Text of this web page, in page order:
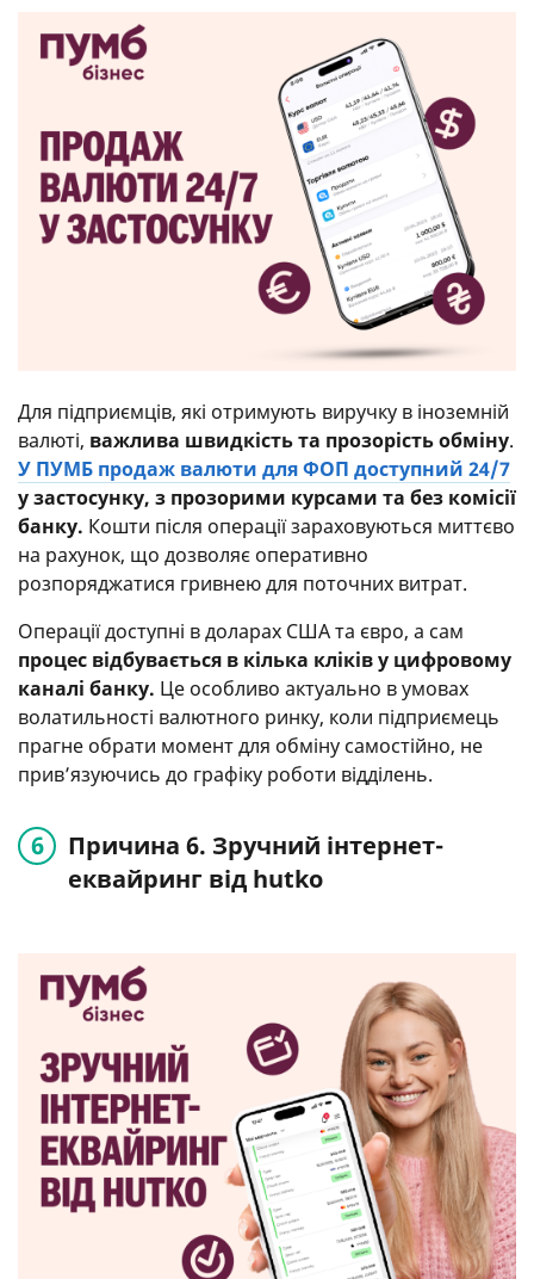
Для підприємців, які отримують виручку в іноземній
валюті, важлива швидкість та прозорість обміну.
У ПУМБ продаж валюти для ФОП доступний 24/7
у застосунку, з прозорими курсами та без комісії
банку. Кошти після операції зараховуються миттєво
на рахунок, що дозволяє оперативно
розпоряджатися гривнею для поточних витрат.
Операції доступні в доларах США та євро, а сам
процес відбувається в кілька кліків у цифровому
каналі банку. Це особливо актуально в умовах
волатильності валютного ринку, коли підприємець
прагне обрати момент для обміну самостійно, не
прив’язуючись до графіку роботи відділень.
Причина 6. Зручний інтернет-
еквайринг від hutko